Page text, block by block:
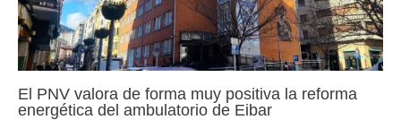
El PNV valora de forma muy positiva la reforma
energética del ambulatorio de Eibar